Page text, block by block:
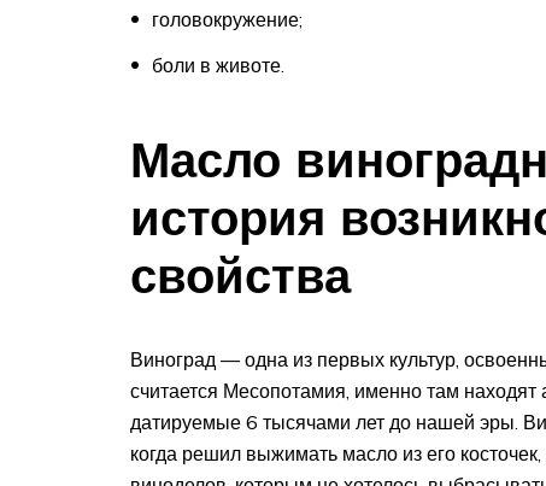
головокружение;
боли в животе.
Масло
история
свойства
Виноград — одна из первых культур,
считается Месопотамия, именно там находят
датируемые 6 тысячами лет до нашей эры.
когда решил выжимать масло из его